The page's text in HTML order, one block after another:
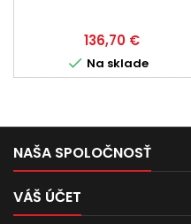
Cena
136,70 €
 Na sklade
NAŠA SPOLOČNOSŤ
VÁŠ ÚČET